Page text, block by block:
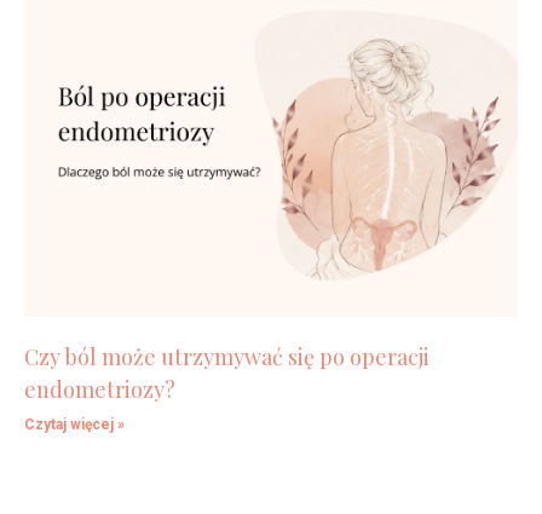
Czy ból może utrzymywać się po operacji
endometriozy?
Czytaj więcej »